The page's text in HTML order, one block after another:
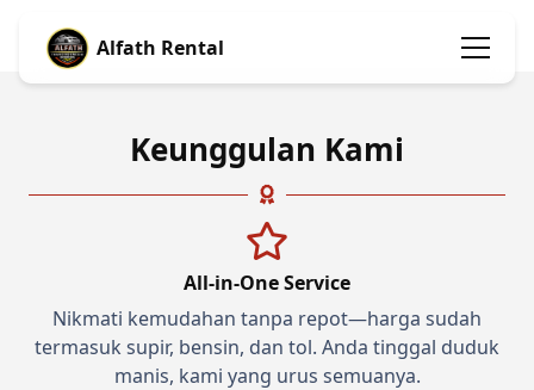
Alfath Rental
Keunggulan Kami
All-in-One Service
Nikmati kemudahan tanpa repot—harga sudah
termasuk supir, bensin, dan tol. Anda tinggal duduk
manis, kami yang urus semuanya.